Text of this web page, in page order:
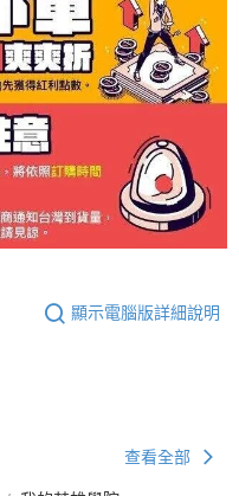
顯示電腦版詳細說明
查看全部